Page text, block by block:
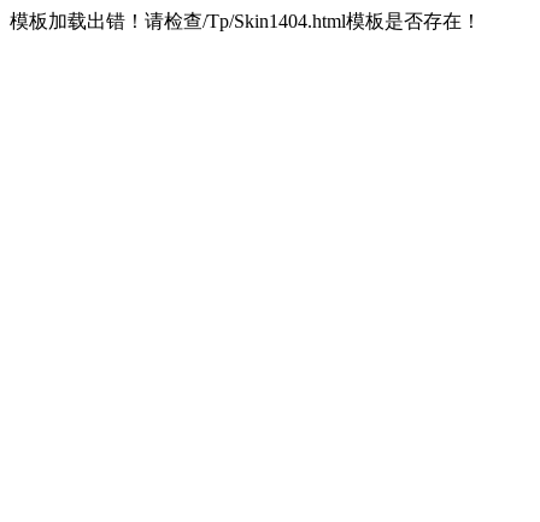
模板加载出错！请检查/Tp/Skin1404.html模板是否存在！